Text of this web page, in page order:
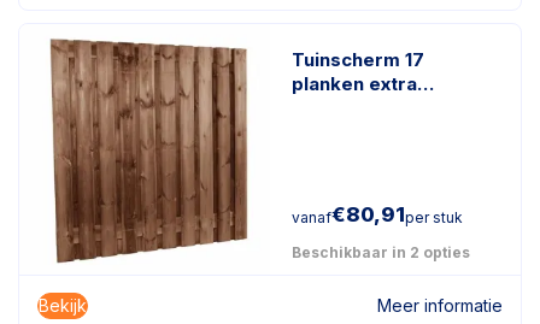
Tuinscherm 17
planken extra
vanaf€80,91per stuk
Beschikbaar in 2 opties
Bekijk Meer informatie